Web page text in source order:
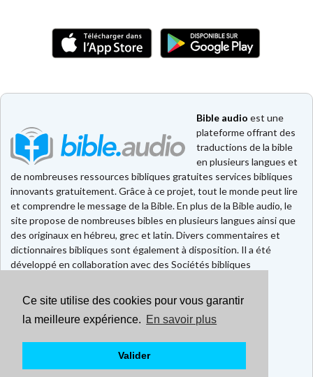
Ce site utilise des cookies pour vous garantir
la meilleure expérience. En savoir plus
Valider
Bible audio est une
plateforme offrant des
traductions de la bible
en plusieurs langues et
de nombreuses ressources bibliques gratuites services bibliques
innovants gratuitement. Grâce à ce projet, tout le monde peut lire
et comprendre le message de la Bible. En plus de la Bible audio, le
site propose de nombreuses bibles en plusieurs langues ainsi que
des originaux en hébreu, grec et latin. Divers commentaires et
dictionnaires bibliques sont également à disposition. Il a été
développé en collaboration avec des Sociétés bibliques
Faire un don
Contact